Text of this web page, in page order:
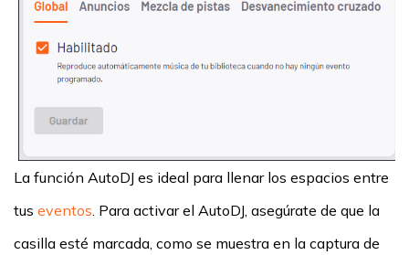
La función AutoDJ es ideal para llenar los espacios entre
tus eventos . Para activar el AutoDJ, asegúrate de que la
casilla esté marcada, como se muestra en la captura de